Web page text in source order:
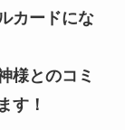
カードにな
様とのコミ
す！